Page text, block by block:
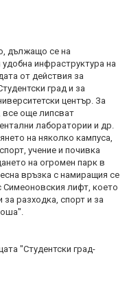
дължащо се на
инфраструктура на
от действия за
град и за
център. За
все още липсват
лаборатории и др.
на няколко кампуса,
учение и почивка
на огромен парк в
връзка с намиращия се
лифт, което
разходка, спорт и за
"Студентски град-